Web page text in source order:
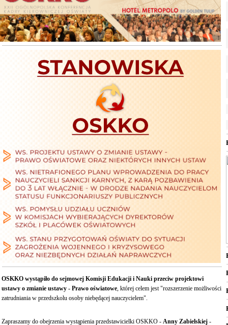
OSKKO wystąpiło do sejmowej Komisji Edukacji i Nauki przeciw projektowi
ustawy o zmianie ustawy - Prawo oświatowe, której celem jest "rozszerzenie możliwości
zatrudniania w przedszkolu osoby niebędącej nauczycielem".
Zapraszamy do obejrzenia wystąpienia przedstawicielki OSKKO - Anny Zabielskiej -